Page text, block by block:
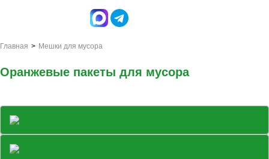
Главная Мешки для мусора
Оранжевые пакеты для мусора